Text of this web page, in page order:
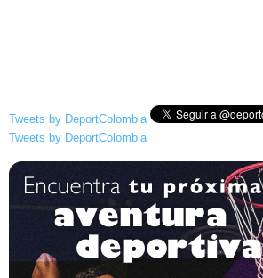
Tweets by DeportColombia
Tweets by DeportColombia